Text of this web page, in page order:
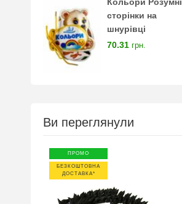
сторінки на
шнурівці
70.31 грн.
Ви переглянули
ПРОМО
БЕЗКОШТОВНА
ДОСТАВКА*